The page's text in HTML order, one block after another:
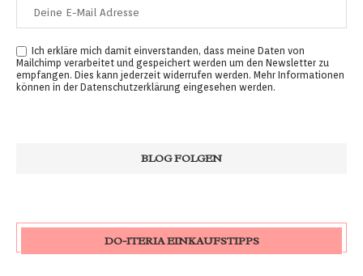
Ich erkläre mich damit einverstanden, dass meine Daten von
Mailchimp verarbeitet und gespeichert werden um den Newsletter zu
empfangen. Dies kann jederzeit widerrufen werden. Mehr Informationen
können in der Datenschutzerklärung eingesehen werden.
DO-ITERIA EINKAUFSTIPPS